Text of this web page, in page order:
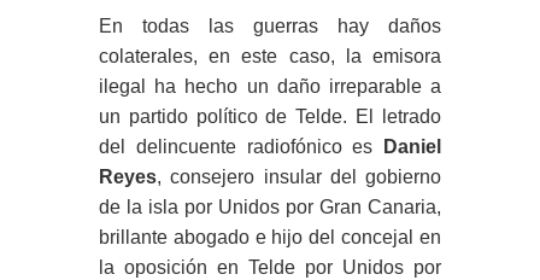
En todas las guerras hay daños
colaterales, en este caso, la emisora
ilegal ha hecho un daño irreparable a
un partido político de Telde. El letrado
del delincuente radiofónico es
Daniel
Reyes, consejero insular del gobierno
de la isla por Unidos por Gran Canaria,
brillante abogado e hijo del concejal en
la oposición en Telde por Unidos por